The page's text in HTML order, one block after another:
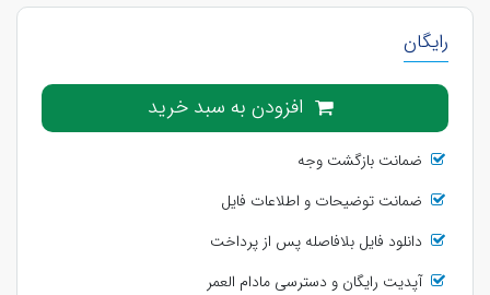
رایگان
افزودن به سبد خرید
ضمانت بازگشت وجه
ضمانت توضیحات و اطلاعات فایل
دانلود فایل بلافاصله پس از پرداخت
آپدیت رایگان و دسترسی مادام العمر